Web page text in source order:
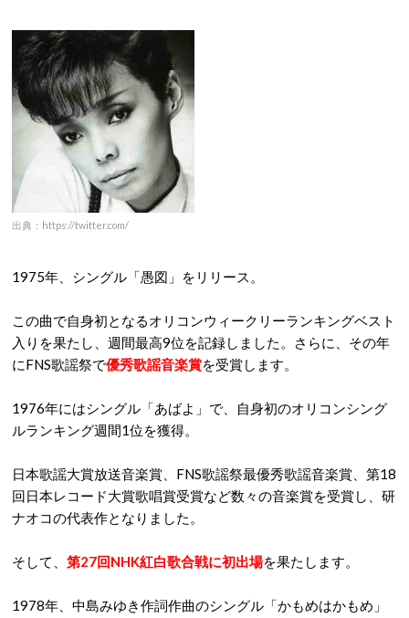
出典：https://twitter.com/
1975年、シングル「愚図」をリリース。
この曲で自身初となるオリコンウィークリーランキングベスト
入りを果たし、週間最高9位を記録しました。さらに、その年
にFNS歌謡祭で優秀歌謡音楽賞を受賞します。
1976年にはシングル「あばよ」で、自身初のオリコンシング
ルランキング週間1位を獲得。
日本歌謡大賞放送音楽賞、FNS歌謡祭最優秀歌謡音楽賞、第18
回日本レコード大賞歌唱賞受賞など数々の音楽賞を受賞し、研
ナオコの代表作となりました。
そして、 第27回NHK紅白歌合戦に初出場を果たします。
1978年、中島みゆき作詞作曲のシングル「かもめはかもめ」